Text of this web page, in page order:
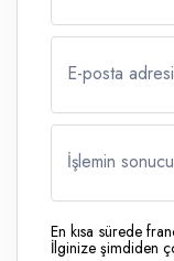
E-posta
İşlemin
En kısa sürede
İlginize şimdiden